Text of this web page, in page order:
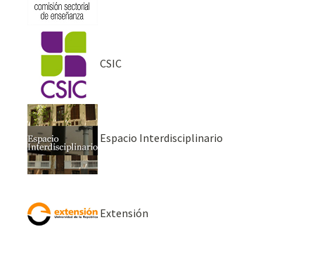
CSIC
Espacio Interdisciplinario
Extensión